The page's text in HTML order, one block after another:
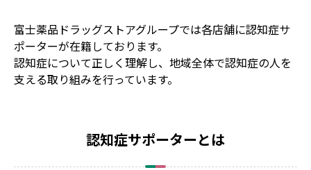
富士薬品ドラッグストアグループでは各店舗に認知症サ
ポーターが在籍しております。
認知症について正しく理解し、地域全体で認知症の人を
支える取り組みを行っています。
認知症サポーターとは